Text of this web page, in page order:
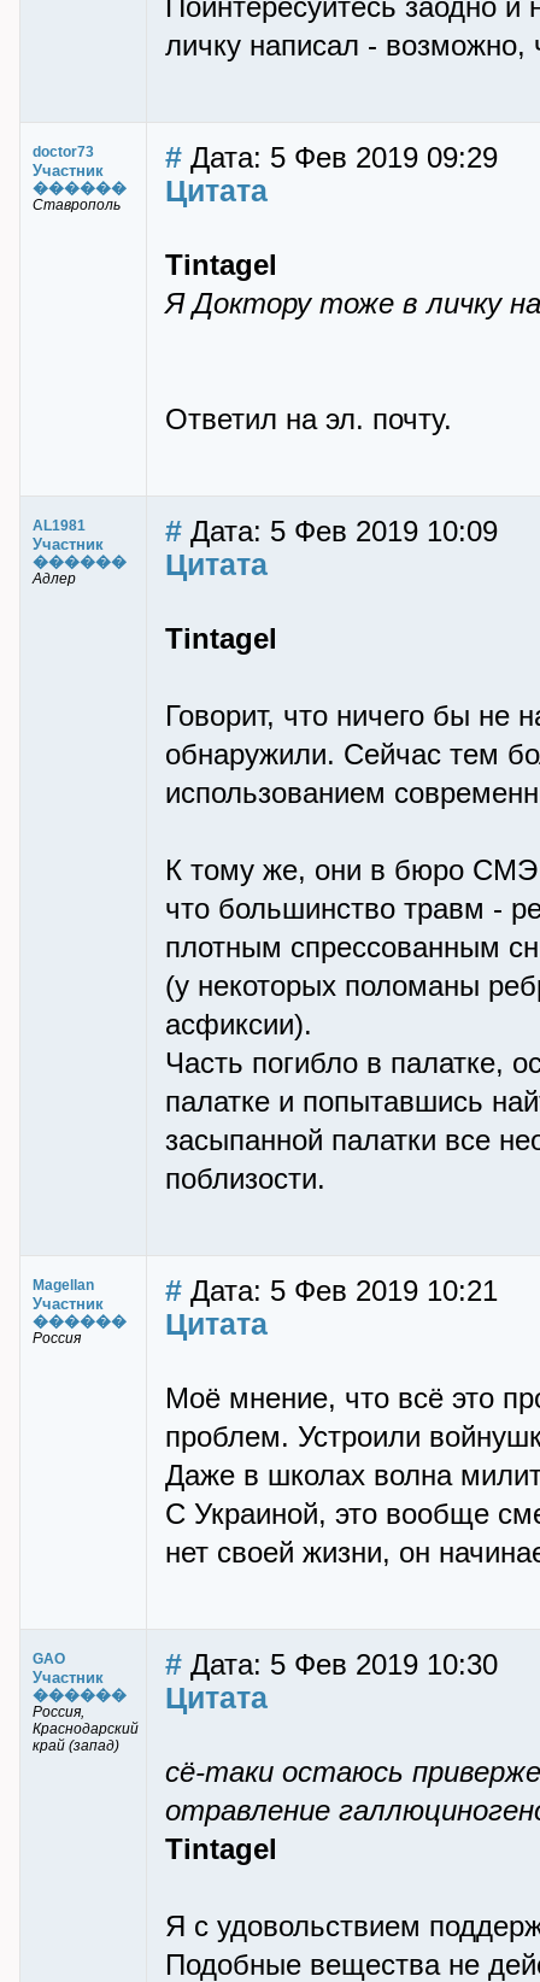
Поинтересуйтесь заодно
личку написал - возможно,
doctor73
Участник
������
Ставрополь
# Дата: 5 Фев 2019 09:29
Цитата
Tintagel
Я Доктору тоже в личку
Ответил на эл. почту.
AL1981
Участник
������
Адлер
# Дата: 5 Фев 2019 10:09
Цитата
Tintagel
Говорит, что ничего бы
обнаружили. Сейчас тем
использованием
К тому же, они в бюро СМЭ
что большинство травм -
плотным спрессованным
(у некоторых поломаны
асфиксии).
Часть погибло в палатке,
палатке и попытавшись
засыпанной палатки все
поблизости.
Magellan
Участник
������
Россия
# Дата: 5 Фев 2019 10:21
Цитата
Моё мнение, что всё это
проблем. Устроили
Даже в школах волна
С Украиной, это вообще
нет своей жизни, он
GAO
Участник
������
Россия,
Краснодарский
край (запад)
# Дата: 5 Фев 2019 10:30
Цитата
сё-таки остаюсь
отравление
Tintagel
Я с удовольствием
Подобные вещества не